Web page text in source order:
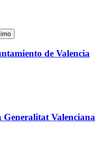
de Valencia
Valenciana